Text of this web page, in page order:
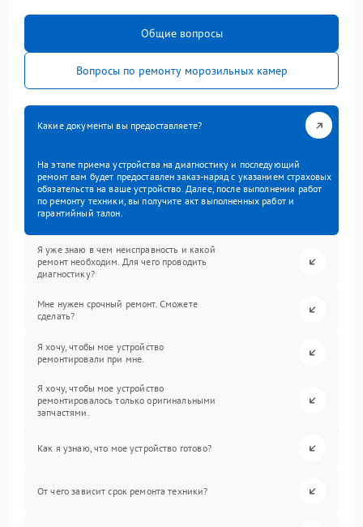
Общие вопросы
Вопросы по ремонту морозильных камер
Какие документы вы предоставляете?
На этапе приема устройства на диагностику и последующий
ремонт вам будет предоставлен заказ-наряд с указанием страховых
обязательств на ваше устройство. Далее, после выполнения работ
по ремонту техники, вы получите акт выполненных работ и
гарантийный талон.
Я уже знаю в чем неисправность и какой
ремонт необходим. Для чего проводить
диагностику?
Мне нужен срочный ремонт. Сможете
сделать?
Я хочу, чтобы мое устройство
ремонтировали при мне.
Я хочу, чтобы мое устройство
ремонтировалось только оригинальными
запчастями.
Как я узнаю, что мое устройство готово?
От чего зависит срок ремонта техники?